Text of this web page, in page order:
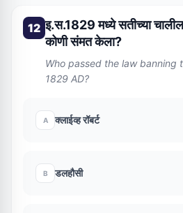
12 इ.स.1829 मध्ये सतीच्या
कोणी संमत केला?
Who passed the law banning
1829 AD?
A क्लाईव्ह रॉबर्ट
B डलहौसी